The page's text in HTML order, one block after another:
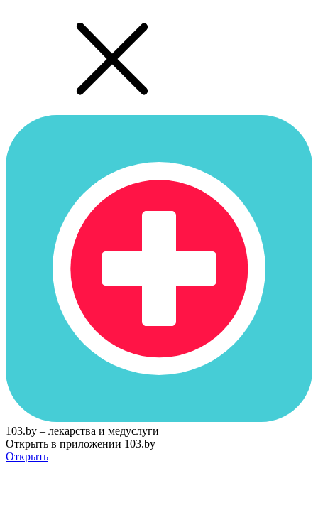
103.by – лекарства и медуслуги
Открыть в приложении 103.by
Открыть